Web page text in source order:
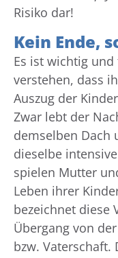
Risiko dar!
Kein Ende,
Es ist wichtig
verstehen, dass
Auszug der
Zwar lebt der
demselben Dach
dieselbe
spielen Mutter
Leben ihrer
bezeichnet diese
Übergang von
bzw. Vaterschaft.